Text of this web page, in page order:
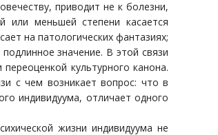
приводит не к болезни,
меньшей степени касается
на патологических фантазиях;
значение. В этой связи
культурного канона.
с чем возникает вопрос: что в
индивидуума, отличает одного
жизни индивидуума не